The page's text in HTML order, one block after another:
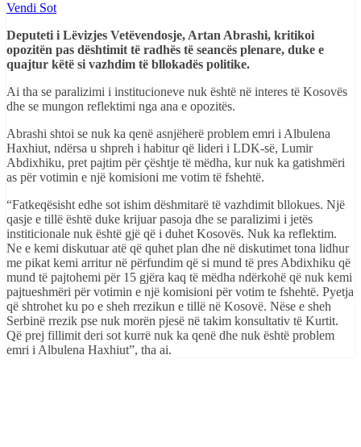
Vendi Sot
Deputeti i Lëvizjes Vetëvendosje, Artan Abrashi, kritikoi
opozitën pas dështimit të radhës të seancës plenare, duke e
quajtur këtë si vazhdim të bllokadës politike.
Ai tha se paralizimi i institucioneve nuk është në interes të Kosovës
dhe se mungon reflektimi nga ana e opozitës.
Abrashi shtoi se nuk ka qenë asnjëherë problem emri i Albulena
Haxhiut, ndërsa u shpreh i habitur që lideri i LDK-së, Lumir
Abdixhiku, pret pajtim për çështje të mëdha, kur nuk ka gatishmëri
as për votimin e një komisioni me votim të fshehtë.
“Fatkeqësisht edhe sot ishim dëshmitarë të vazhdimit bllokues. Një
qasje e tillë është duke krijuar pasoja dhe se paralizimi i jetës
institicionale nuk është gjë që i duhet Kosovës. Nuk ka reflektim.
Ne e kemi diskutuar atë që quhet plan dhe në diskutimet tona lidhur
me pikat kemi arritur në përfundim që si mund të pres Abdixhiku që
mund të pajtohemi për 15 gjëra kaq të mëdha ndërkohë që nuk kemi
pajtueshmëri për votimin e një komisioni për votim te fshehtë. Pyetja
që shtrohet ku po e sheh rrezikun e tillë në Kosovë. Nëse e sheh
Serbinë rrezik pse nuk morën pjesë në takim konsultativ të Kurtit.
Që prej fillimit deri sot kurrë nuk ka qenë dhe nuk është problem
emri i Albulena Haxhiut”, tha ai.